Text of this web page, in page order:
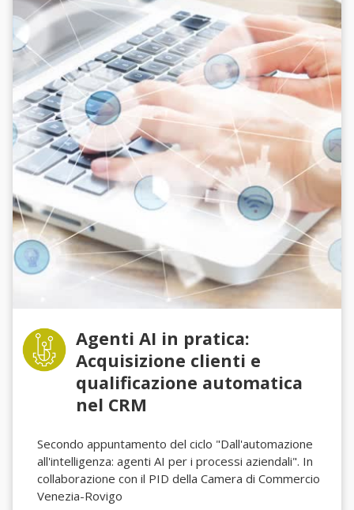
Agenti AI in pratica:
Acquisizione clienti e
qualificazione automatica
nel CRM
Secondo appuntamento del ciclo "Dall'automazione
all'intelligenza: agenti AI per i processi aziendali". In
collaborazione con il PID della Camera di Commercio
Venezia-Rovigo